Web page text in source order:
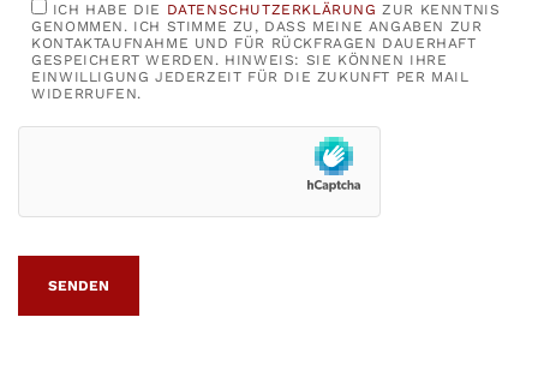
ICH HABE DIE DATENSCHUTZERKLÄRUNG ZUR KENNTNIS
GENOMMEN. ICH STIMME ZU, DASS MEINE ANGABEN ZUR
KONTAKTAUFNAHME UND FÜR RÜCKFRAGEN DAUERHAFT
GESPEICHERT WERDEN. HINWEIS: SIE KÖNNEN IHRE
EINWILLIGUNG JEDERZEIT FÜR DIE ZUKUNFT PER MAIL
WIDERRUFEN.